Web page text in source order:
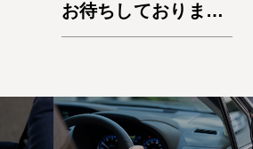
お待ちしておりま
す。★